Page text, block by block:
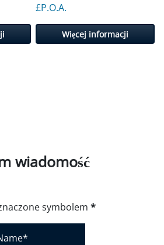
£P.O.A.
Więcej informacji
wiadomość
symbolem *